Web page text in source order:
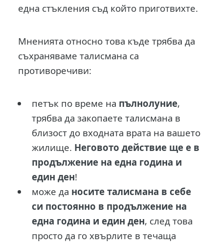
една стъкления съд който приготвихте.
Мненията относно това къде трябва да
съхраняваме талисмана са
противоречиви:
петък по време на пълнолуние,
трябва да закопаете талисмана в
близост до входната врата на вашето
жилище. Неговото действие ще е в
продължение на една година и
един ден!
може да носите талисмана в себе
си постоянно в продължение на
една година и един ден, след това
просто да го хвърлите в течаща